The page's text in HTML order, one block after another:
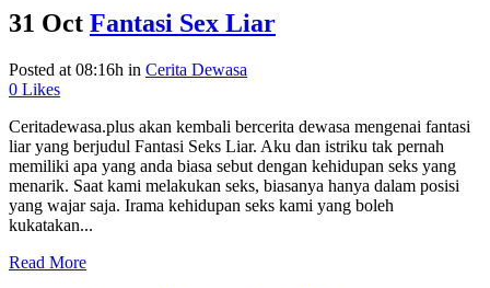
31 Oct Fantasi Sex Liar
Posted at 08:16h in Cerita Dewasa
0 Likes
Ceritadewasa.plus akan kembali bercerita dewasa mengenai fantasi
liar yang berjudul Fantasi Seks Liar. Aku dan istriku tak pernah
memiliki apa yang anda biasa sebut dengan kehidupan seks yang
menarik. Saat kami melakukan seks, biasanya hanya dalam posisi
yang wajar saja. Irama kehidupan seks kami yang boleh
kukatakan...
Read More